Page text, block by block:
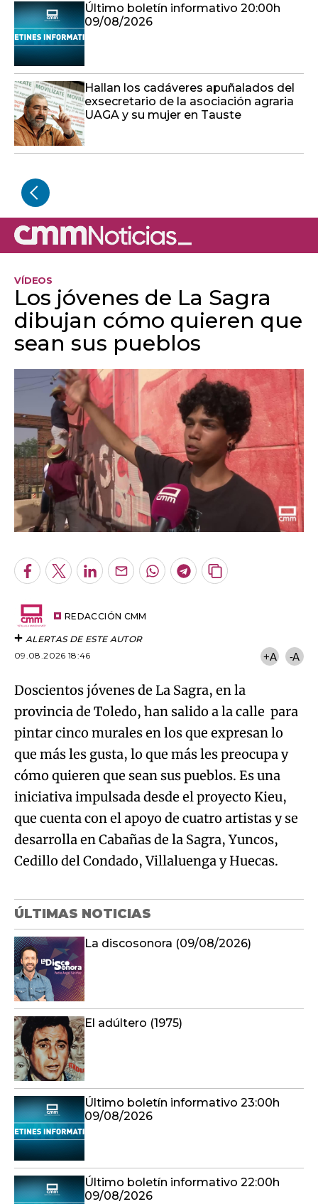
Último boletín informativo 20:00h
09/08/2026
Hallan los cadáveres apuñalados del
exsecretario de la asociación agraria
UAGA y su mujer en Tauste
VÍDEOS
Los jóvenes de La Sagra
dibujan cómo quieren que
sean sus pueblos
Facebook
TwitterLinkedInEnviarWhatsapp
Telegram
Copiar
REDACCIÓN CMM
ALERTAS DE ESTE AUTOR
09.08.2026 18:46
+A -A
Doscientos jóvenes de La Sagra, en la
provincia de Toledo, han salido a la calle para
pintar cinco murales en los que expresan lo
que más les gusta, lo que más les preocupa y
cómo quieren que sean sus pueblos. Es una
iniciativa impulsada desde el proyecto Kieu,
que cuenta con el apoyo de cuatro artistas y se
desarrolla en Cabañas de la Sagra, Yuncos,
Cedillo del Condado, Villaluenga y Huecas.
ÚLTIMAS NOTICIAS
La discosonora (09/08/2026)
El adúltero (1975)
Último boletín informativo 23:00h
09/08/2026
Último boletín informativo 22:00h
09/08/2026